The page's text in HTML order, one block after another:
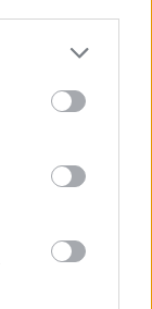
more Google
may click to
party tags to
below Google
goods in the
Διαχείρισης
Ένωση ΔΕΥΑ,
UNESCO
στην